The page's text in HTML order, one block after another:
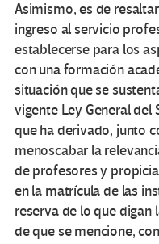
Asimismo, es de
ingreso al servicio
establecerse para los
con una formación
situación que se
vigente Ley General del
que ha derivado, junto
menoscabar la
de profesores y
en la matrícula de las
reserva de lo que digan
de que se mencione,